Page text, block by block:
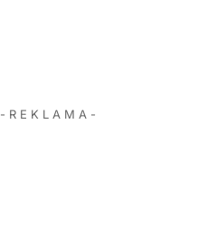
- R E K L A M A -